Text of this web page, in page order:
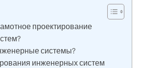
проектирование
системы?
инженерных систем